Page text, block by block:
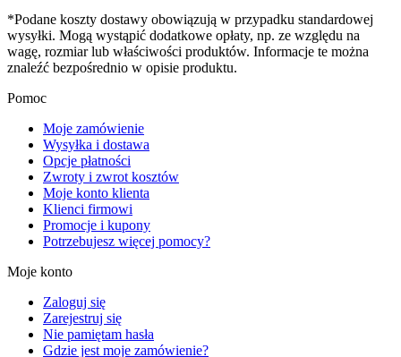
*Podane koszty dostawy obowiązują w przypadku standardowej
wysyłki. Mogą wystąpić dodatkowe opłaty, np. ze względu na
wagę, rozmiar lub właściwości produktów. Informacje te można
znaleźć bezpośrednio w opisie produktu.
Pomoc
Moje zamówienie
Wysyłka i dostawa
Opcje płatności
Zwroty i zwrot kosztów
Moje konto klienta
Klienci firmowi
Promocje i kupony
Potrzebujesz więcej pomocy?
Moje konto
Zaloguj się
Zarejestruj się
Nie pamiętam hasła
Gdzie jest moje zamówienie?